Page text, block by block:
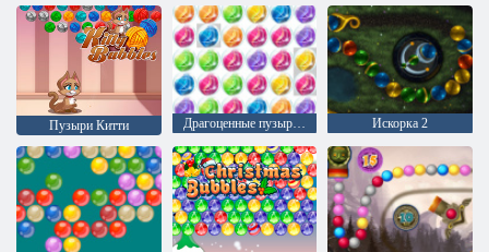
Пузыри Китти Драгоценные пузыри 3 Искорка 2